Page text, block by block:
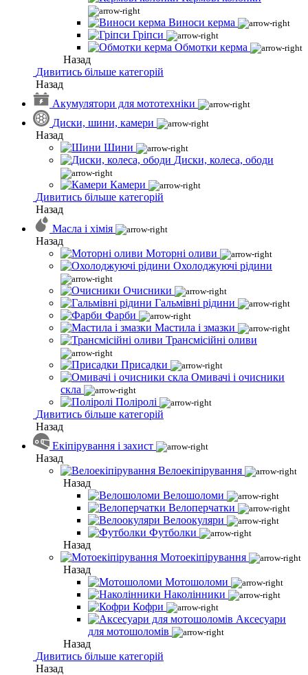
Виноси керма
Гріпси
Обмотки керма
Назад
Дивитись більше категорій
Назад
Акумулятори для мототехніки
Диски, шини, камери
Назад
Шини
Диски, колеса, ободи
Камери
Дивитись більше категорій
Назад
Масла і хімія
Назад
Моторні оливи
Охолоджуючі рідини
Очисники
Гальмівні рідини
Фарби
Мастила і змазки
Трансмісійні оливи
Присадки
Омивачі і очисники
скла
Поліролі
Дивитись більше категорій
Назад
Екіпірування і захист
Назад
Велоекіпірування
Назад
Велошоломи
Велоперчатки
Велоокуляри
Футболки
Назад
Мотоекіпірування
Назад
Мотошоломи
Наколінники
Кофри
Аксесуари
для мотошоломів
Назад
Дивитись більше категорій
Назад